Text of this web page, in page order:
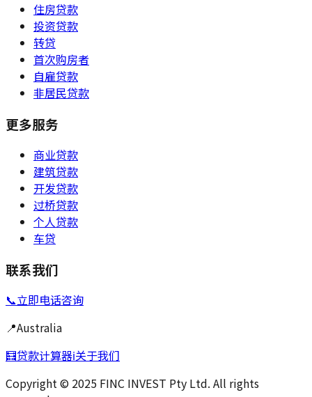
住房贷款
投资贷款
转贷
首次购房者
自雇贷款
非居民贷款
更多服务
商业贷款
建筑贷款
开发贷款
过桥贷款
个人贷款
车贷
联系我们
📞立即电话咨询
📍Australia
🧮贷款计算器ℹ️关于我们
Copyright © 2025 FINC INVEST Pty Ltd. All rights